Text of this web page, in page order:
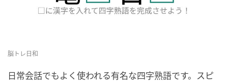
脳トレ日和
日常会話でもよく使われる有名な四字熟語です。スピ